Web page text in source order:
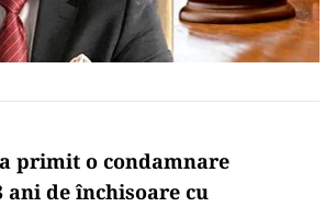
primit o condamnare
de închisoare cu